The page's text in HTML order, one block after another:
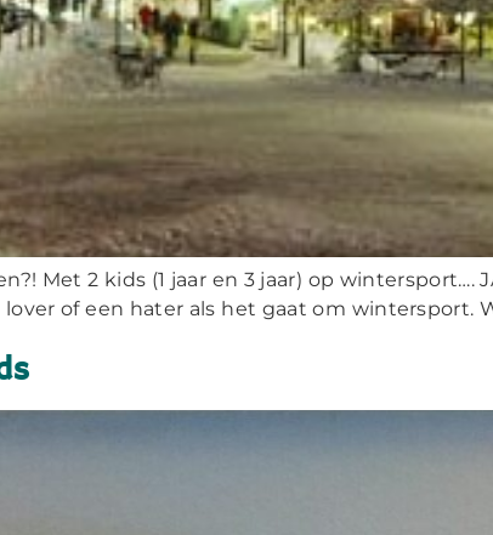
Met 2 kids (1 jaar en 3 jaar) op wintersport….
of een hater als het gaat om wintersport.